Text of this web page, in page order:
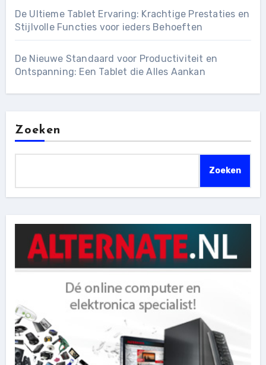
De Ultieme Tablet Ervaring: Krachtige Prestaties en
Stijlvolle Functies voor ieders Behoeften
De Nieuwe Standaard voor Productiviteit en
Ontspanning: Een Tablet die Alles Aankan
Zoeken
Zoeken